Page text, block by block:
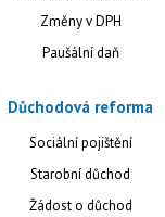
Změny v DPH
Paušální daň
Důchodová reforma
Sociální pojištění
Starobní důchod
Žádost o důchod